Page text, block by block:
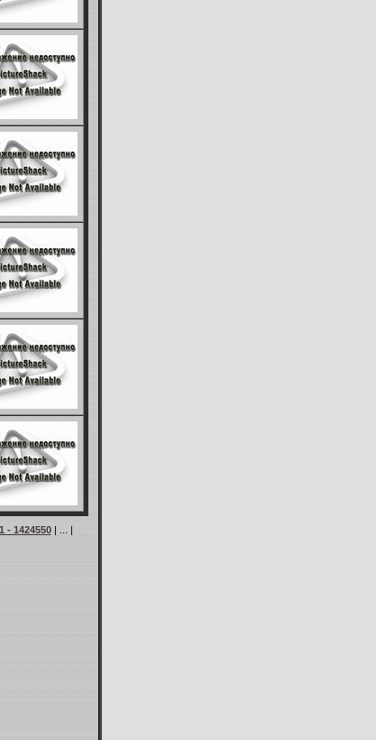
- 1424550| ... |